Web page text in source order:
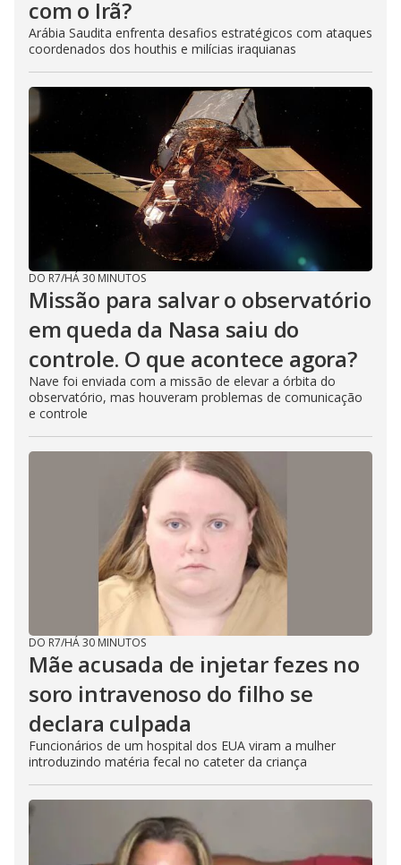
com o Irã?
Arábia Saudita enfrenta desafios estratégicos com ataques
coordenados dos houthis e milícias iraquianas
DO R7/HÁ 30 MINUTOS
Missão para salvar o observatório
em queda da Nasa saiu do
controle. O que acontece agora?
Nave foi enviada com a missão de elevar a órbita do
observatório, mas houveram problemas de comunicação
e controle
DO R7/HÁ 30 MINUTOS
Mãe acusada de injetar fezes no
soro intravenoso do filho se
declara culpada
Funcionários de um hospital dos EUA viram a mulher
introduzindo matéria fecal no cateter da criança